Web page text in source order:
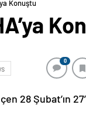
Konuştu
0
28 Şubat’ın